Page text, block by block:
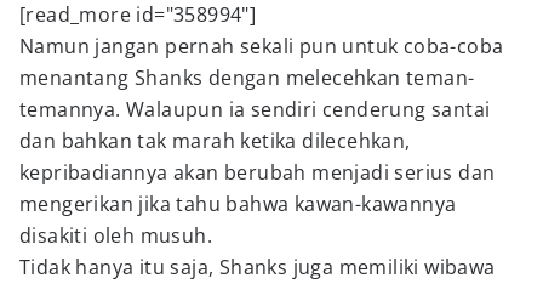
[read_more id="358994"]
Namun jangan pernah sekali pun untuk coba-coba
menantang Shanks dengan melecehkan teman-
temannya. Walaupun ia sendiri cenderung santai
dan bahkan tak marah ketika dilecehkan,
kepribadiannya akan berubah menjadi serius dan
mengerikan jika tahu bahwa kawan-kawannya
disakiti oleh musuh.
Tidak hanya itu saja, Shanks juga memiliki wibawa